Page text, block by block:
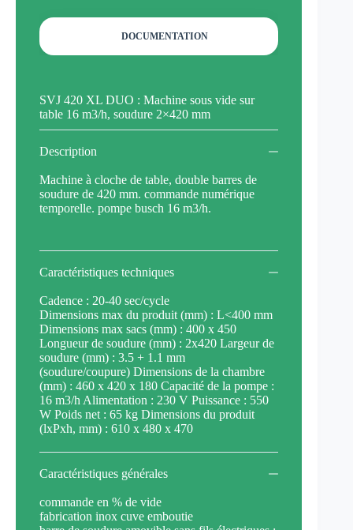
DOCUMENTATION
SVJ 420 XL DUO : Machine sous vide sur
table 16 m3/h, soudure 2×420 mm
Description
Machine à cloche de table, double barres de
soudure de 420 mm. commande numérique
temporelle. pompe busch 16 m3/h.
Caractéristiques techniques
Cadence : 20-40 sec/cycle
Dimensions max du produit (mm) : L<400 mm
Dimensions max sacs (mm) : 400 x 450
Longueur de soudure (mm) : 2x420 Largeur de
soudure (mm) : 3.5 + 1.1 mm
(soudure/coupure) Dimensions de la chambre
(mm) : 460 x 420 x 180 Capacité de la pompe :
16 m3/h Alimentation : 230 V Puissance : 550
W Poids net : 65 kg Dimensions du produit
(lxPxh, mm) : 610 x 480 x 470
Caractéristiques générales
commande en % de vide
fabrication inox cuve emboutie